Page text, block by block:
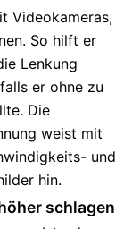
Videokameras,
So hilft er
Lenkung
er ohne zu
Die
weist mit
und
hin.
schlagen